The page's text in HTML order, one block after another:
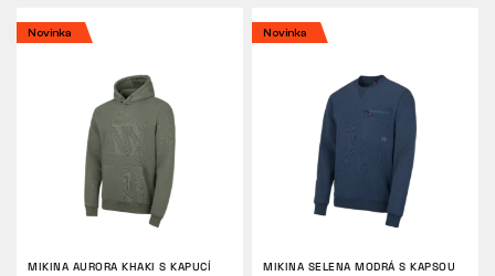
Novinka
MIKINA AURORA KHAKI S KAPUCÍ
Novinka
MIKINA SELENA MODRÁ S KAPSOU